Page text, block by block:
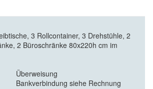
3 Rollcontainer, 3 Drehstühle, 2
2 Büroschränke 80x220h cm im
Überweisung
Bankverbindung siehe Rechnung